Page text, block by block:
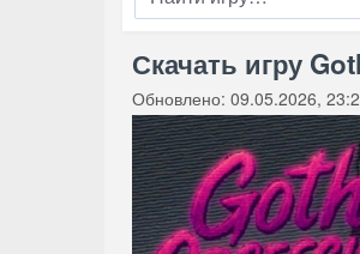
Скачать игру
Обновлено: 09.05.2026,